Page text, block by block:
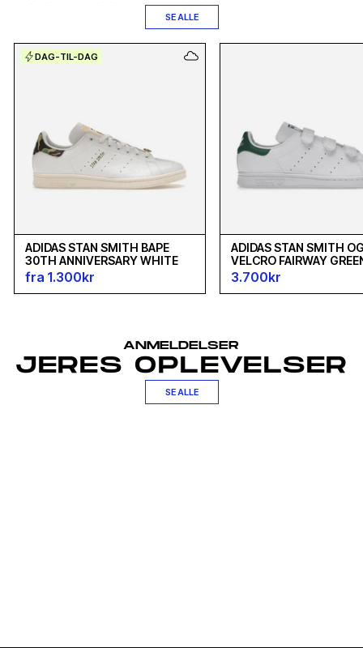
SE ALLE
DAG-TIL-DAG
ADIDAS STAN SMITH BAPE
30TH ANNIVERSARY WHITE
fra 1.300kr
ADIDAS STAN SMITH
VELCRO FAIRWAY
3.700kr
ANMELDELSER
JERES OPLEVELSER
SE ALLE